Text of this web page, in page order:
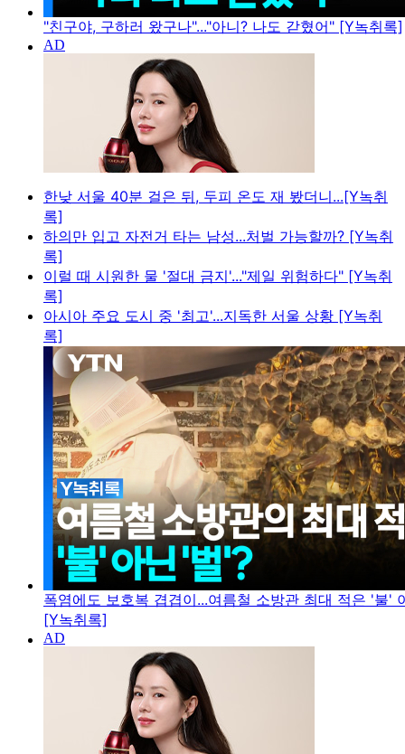
"친구야, 구하러 왔구나"..."아니? 나도 갇혔어" [Y녹취록]
한낮 서울 40분 걸은 뒤, 두피 온도 재 봤더니...[Y녹취
록]
하의만 입고 자전거 타는 남성...처벌 가능할까? [Y녹취
록]
이럴 때 시원한 물 '절대 금지'..."제일 위험하다" [Y녹취
록]
아시아 주요 도시 중 '최고'...지독한 서울 상황 [Y녹취
록]
폭염에도 보호복 겹겹이...여름철 소방관 최대 적은 '불'
[Y녹취록]